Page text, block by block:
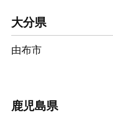
大分県
由布市
鹿児島県